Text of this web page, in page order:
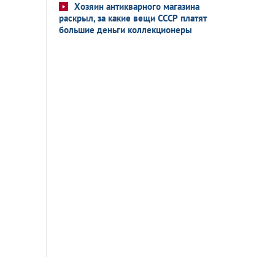
Хозяин антикварного магазина
раскрыл, за какие вещи СССР платят
большие деньги коллекционеры